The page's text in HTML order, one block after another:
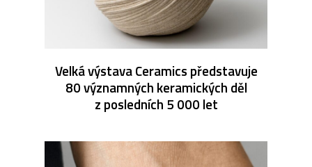
Velká výstava Ceramics představuje
80 významných keramických děl
z posledních 5 000 let